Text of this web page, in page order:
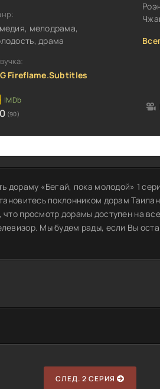
мелодрама,
драма
Fireflame.Subtitles
(90)
дораму «Бегай, пока молодой» 1
поклонником дорам
просмотр дорамы доступен на
Мы будем рады, если Вы
СЛЕД. 2 СЕРИЯ